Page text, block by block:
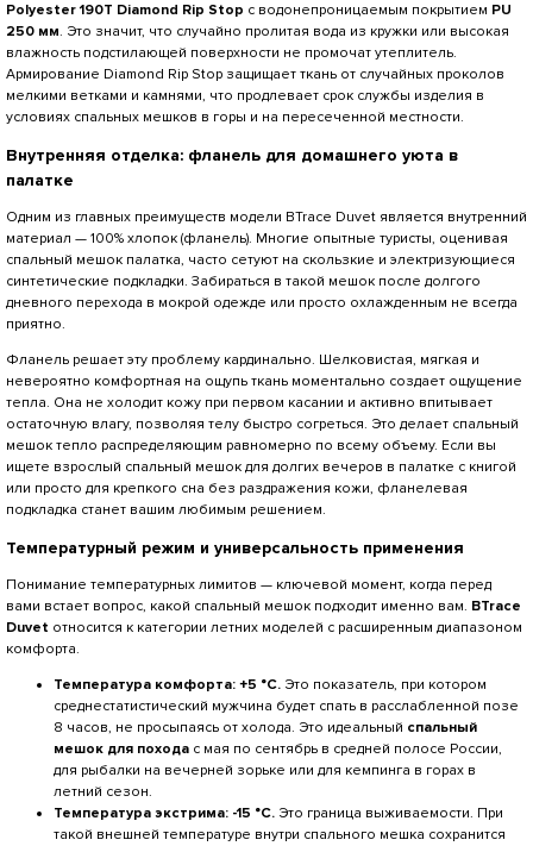
Polyester 190T Diamond Rip Stop с водонепроницаемым покрытием PU
250 мм. Это значит, что случайно пролитая вода из кружки или высокая
влажность подстилающей поверхности не промочат утеплитель.
Армирование Diamond Rip Stop защищает ткань от случайных проколов
мелкими ветками и камнями, что продлевает срок службы изделия в
условиях спальных мешков в горы и на пересеченной местности.
Внутренняя отделка: фланель для домашнего уюта в
палатке
Одним из главных преимуществ модели BTrace Duvet является внутренний
материал — 100% хлопок (фланель). Многие опытные туристы, оценивая
спальный мешок палатка, часто сетуют на скользкие и электризующиеся
синтетические подкладки. Забираться в такой мешок после долгого
дневного перехода в мокрой одежде или просто охлажденным не всегда
приятно.
Фланель решает эту проблему кардинально. Шелковистая, мягкая и
невероятно комфортная на ощупь ткань моментально создает ощущение
тепла. Она не холодит кожу при первом касании и активно впитывает
остаточную влагу, позволяя телу быстро согреться. Это делает спальный
мешок тепло распределяющим равномерно по всему объему. Если вы
ищете взрослый спальный мешок для долгих вечеров в палатке с книгой
или просто для крепкого сна без раздражения кожи, фланелевая
подкладка станет вашим любимым решением.
Температурный режим и универсальность применения
Понимание температурных лимитов — ключевой момент, когда перед
вами встает вопрос, какой спальный мешок подходит именно вам. BTrace
Duvet относится к категории летних моделей с расширенным диапазоном
комфорта.
Температура комфорта: +5 °C. Это показатель, при котором
среднестатистический мужчина будет спать в расслабленной позе
8 часов, не просыпаясь от холода. Это идеальный спальный
мешок для похода с мая по сентябрь в средней полосе России,
для рыбалки на вечерней зорьке или для кемпинга в горах в
летний сезон.
Температура экстрима: -15 °C. Это граница выживаемости. При
такой внешней температуре внутри спального мешка сохранится